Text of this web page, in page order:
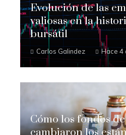
Evolución de las
valiosas en la
bursátil
Carlos Galindez Hace 4
Cómo los fondos
cambiaron los